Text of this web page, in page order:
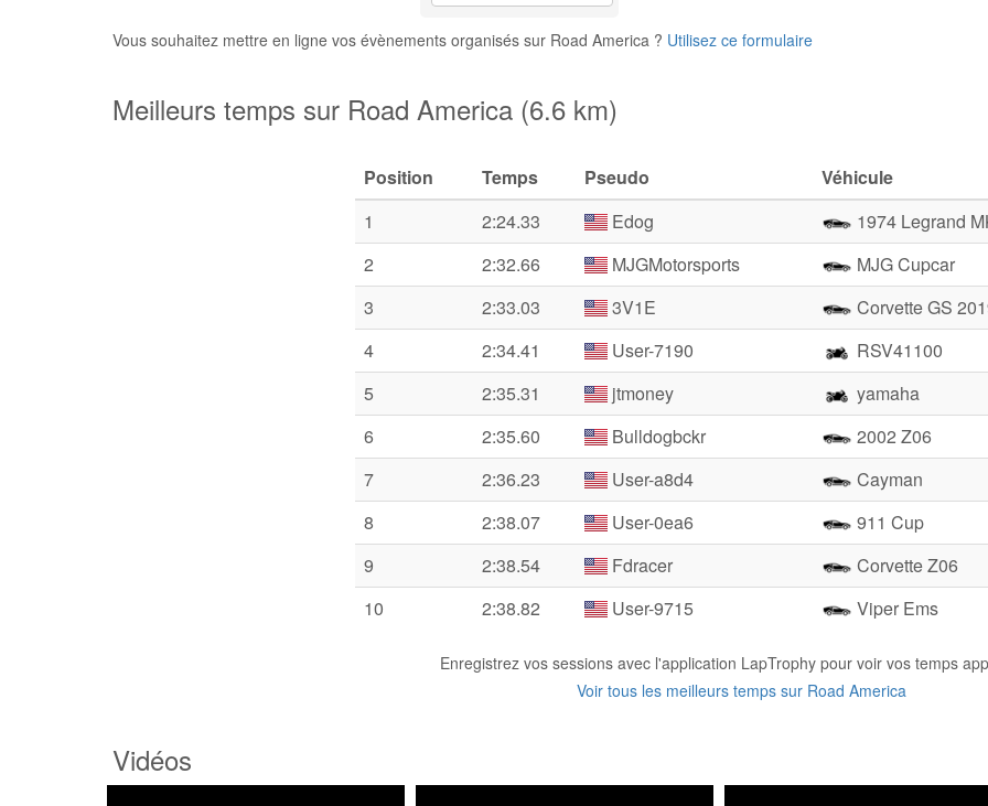
Vous souhaitez mettre en ligne vos évènements organisés sur Road America ? Utilisez ce formulaire
Meilleurs temps sur Road America (6.6 km)
Position Temps Pseudo
Véhicule
1
2:24.33 Edog
1974 Legrand
2
2:32.66 MJGMotorsports
MJG Cupcar
3
2:33.03 3V1E
Corvette GS
4
2:34.41 User-7190
RSV41100
5
2:35.31 jtmoney
yamaha
6
2:35.60 Bulldogbckr
2002 Z06
7
2:36.23 User-a8d4
Cayman
8
2:38.07 User-0ea6
911 Cup
9
2:38.54 Fdracer
Corvette Z06
10
2:38.82 User-9715 Viper Ems
Enregistrez vos sessions avec l'application LapTrophy pour voir vos temps
Voir tous les meilleurs temps sur Road America
Vidéos